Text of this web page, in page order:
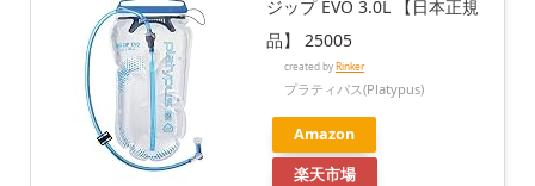
ジップ EVO 3.0L 【日本正規
品】 25005
created byRinker
プラティパス(Platypus)
Amazon
楽天市場